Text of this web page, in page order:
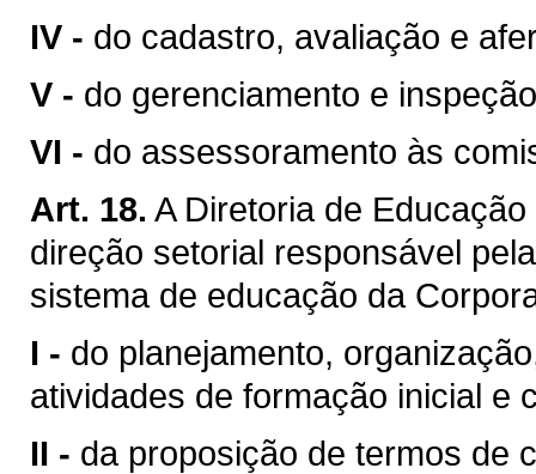
IV - do cadastro, avaliação e
V - do gerenciamento e
VI - do assessoramento às
Art. 18. A Diretoria de
direção setorial responsável
sistema de educação da
I - do planejamento,
atividades de formação inicial e
II - da proposição de termos de